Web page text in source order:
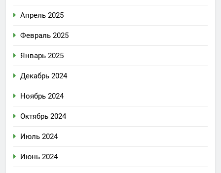
Апрель 2025
Февраль 2025
Январь 2025
Декабрь 2024
Ноябрь 2024
Октябрь 2024
Июль 2024
Июнь 2024